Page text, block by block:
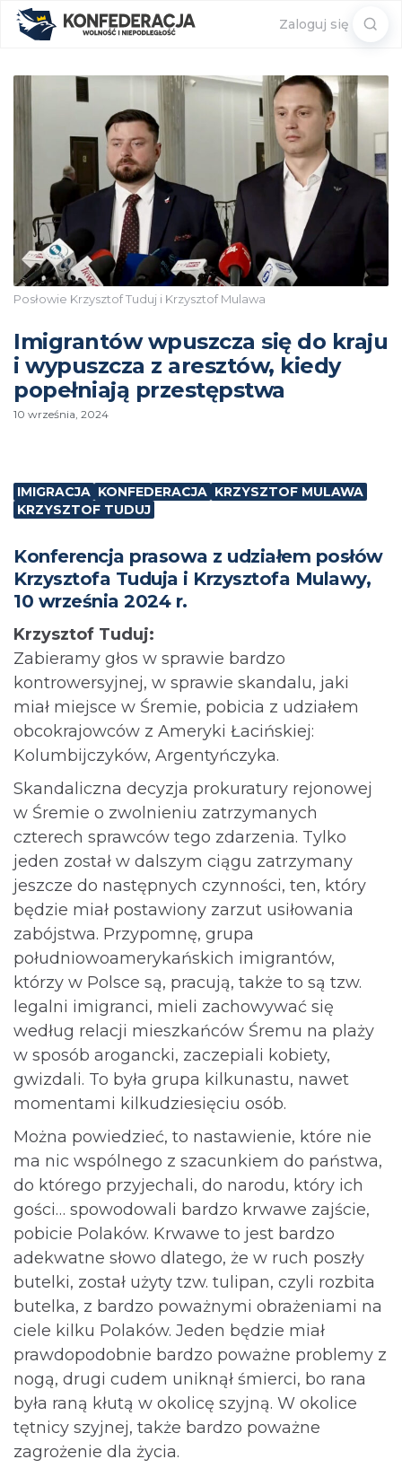
Zaloguj się
Posłowie Krzysztof Tuduj i Krzysztof Mulawa
Imigrantów wpuszcza się do kraju
i wypuszcza z aresztów, kiedy
popełniają przestępstwa
10 września, 2024
IMIGRACJA KONFEDERACJA KRZYSZTOF MULAWA
KRZYSZTOF TUDUJ
Konferencja prasowa z udziałem posłów
Krzysztofa Tuduja i Krzysztofa Mulawy,
10 września 2024 r.
Krzysztof Tuduj:
Zabieramy głos w sprawie bardzo
kontrowersyjnej, w sprawie skandalu, jaki
miał miejsce w Śremie, pobicia z udziałem
obcokrajowców z Ameryki Łacińskiej:
Kolumbijczyków, Argentyńczyka.
Skandaliczna decyzja prokuratury rejonowej
w Śremie o zwolnieniu zatrzymanych
czterech sprawców tego zdarzenia. Tylko
jeden został w dalszym ciągu zatrzymany
jeszcze do następnych czynności, ten, który
będzie miał postawiony zarzut usiłowania
zabójstwa. Przypomnę, grupa
południowoamerykańskich imigrantów,
którzy w Polsce są, pracują, także to są tzw.
legalni imigranci, mieli zachowywać się
według relacji mieszkańców Śremu na plaży
w sposób arogancki, zaczepiali kobiety,
gwizdali. To była grupa kilkunastu, nawet
momentami kilkudziesięciu osób.
Można powiedzieć, to nastawienie, które nie
ma nic wspólnego z szacunkiem do państwa,
do którego przyjechali, do narodu, który ich
gości… spowodowali bardzo krwawe zajście,
pobicie Polaków. Krwawe to jest bardzo
adekwatne słowo dlatego, że w ruch poszły
butelki, został użyty tzw. tulipan, czyli rozbita
butelka, z bardzo poważnymi obrażeniami na
ciele kilku Polaków. Jeden będzie miał
prawdopodobnie bardzo poważne problemy z
nogą, drugi cudem uniknął śmierci, bo rana
była raną kłutą w okolicę szyjną. W okolice
tętnicy szyjnej, także bardzo poważne
zagrożenie dla życia.